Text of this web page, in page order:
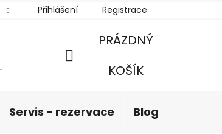
Přihlášení Registrace
NÁKUPNÍ
PRÁZDNÝ
KOŠÍK
Servis - rezervace Blog